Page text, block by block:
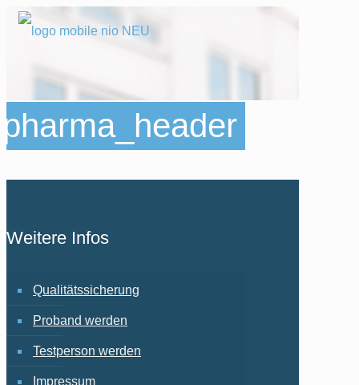
pharma_header
Weitere Infos
Qualitätssicherung
Proband werden
Testperson werden
Impressum